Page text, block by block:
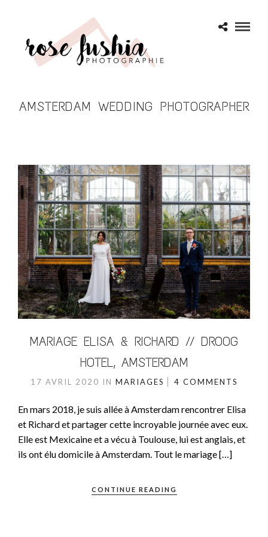
AMSTERDAM WEDDING PHOTOGRAPHER
MARIAGE ELISA & RICHARD // DROOG
HOTEL, AMSTERDAM
17 AVRIL 2020 IN MARIAGES 4 COMMENTS
En mars 2018, je suis allée à Amsterdam rencontrer Elisa
et Richard et partager cette incroyable journée avec eux.
Elle est Mexicaine et a vécu à Toulouse, lui est anglais, et
ils ont élu domicile à Amsterdam. Tout le mariage […]
CONTINUE READING